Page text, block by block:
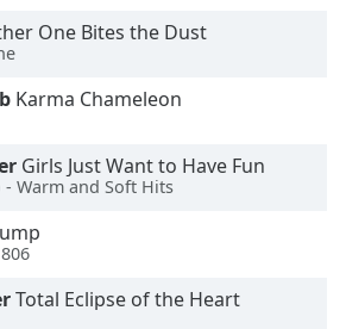
One Bites the Dust
Karma Chameleon
Girls Just Want to Have Fun
- Warm and Soft Hits
Total Eclipse of the Heart